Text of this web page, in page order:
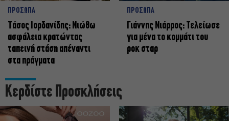
ΠΡΟΣΩΠΑ
Tάσος Ιορδανίδης: Νιώθω
ασφάλεια κρατώντας
ταπεινή στάση απέναντι
στα πράγματα
ΠΡΟΣΩΠΑ
Γιάννης Νιάρρος: Τελείωσε
για μένα το κομμάτι του
ροκ σταρ
Κερδίστε Προσκλήσεις